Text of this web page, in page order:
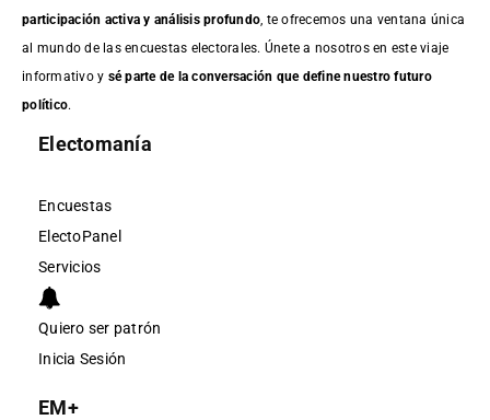
participación activa y análisis profundo , te ofrecemos una ventana única
al mundo de las encuestas electorales. Únete a nosotros en este viaje
informativo y sé parte de la conversación que define nuestro futuro
político.
Electomanía
Encuestas
ElectoPanel
Servicios
Quiero ser patrón
Inicia Sesión
EM+